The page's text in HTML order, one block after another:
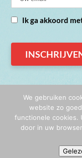
Ik ga akkoord
© De Vreugdefabriek
Algemene
Website &
We gebruiken
website zo
functionele cookies.
door in uw